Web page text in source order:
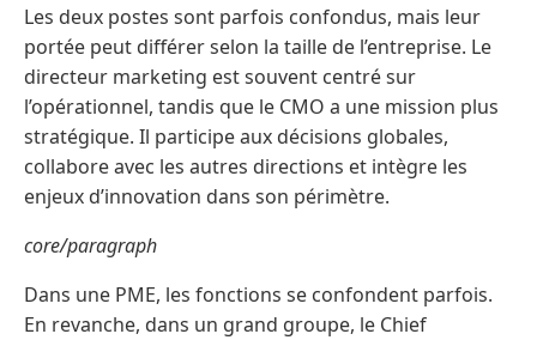
Les deux postes sont parfois confondus, mais leur
portée peut différer selon la taille de l’entreprise. Le
directeur marketing est souvent centré sur
l’opérationnel, tandis que le CMO a une mission plus
stratégique. Il participe aux décisions globales,
collabore avec les autres directions et intègre les
enjeux d’innovation dans son périmètre.
core/paragraph
Dans une PME, les fonctions se confondent parfois.
En revanche, dans un grand groupe, le Chief